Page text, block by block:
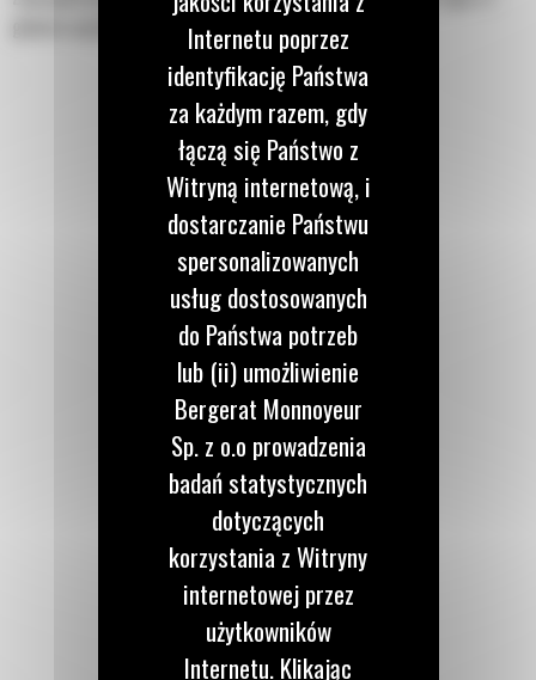
głowico wychylno-obrotową.Internetu poprzez
identyfikację Państwa
za każdym razem, gdy
łączą się Państwo z
Witryną internetową, i
dostarczanie Państwu
spersonalizowanych
usług dostosowanych
do Państwa potrzeb
lub (ii) umożliwienie
Bergerat Monnoyeur
Sp. z o.o prowadzenia
badań statystycznych
dotyczących
korzystania z Witryny
internetowej przez
użytkowników
Internetu. Klikając